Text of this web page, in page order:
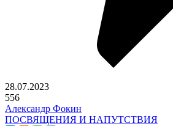
28.07.2023
556
Александр Фокин
ПОСВЯЩЕНИЯ И НАПУТСТВИЯ